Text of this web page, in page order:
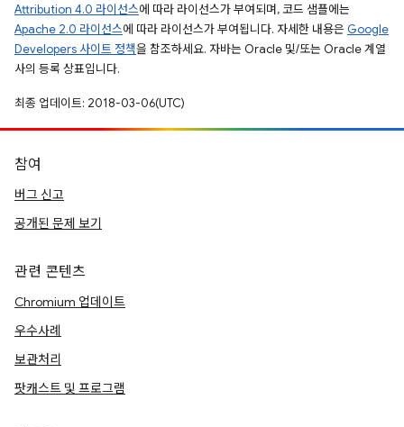
Attribution 4.0 라이선스에 따라 라이선스가 부여되며, 코드 샘플에는
Apache 2.0 라이선스에 따라 라이선스가 부여됩니다. 자세한 내용은 Google
Developers 사이트 정책을 참조하세요. 자바는 Oracle 및/또는 Oracle 계열
사의 등록 상표입니다.
최종 업데이트: 2018-03-06(UTC)
참여
버그 신고
공개된 문제 보기
관련 콘텐츠
Chromium 업데이트
우수사례
보관처리
팟캐스트 및 프로그램